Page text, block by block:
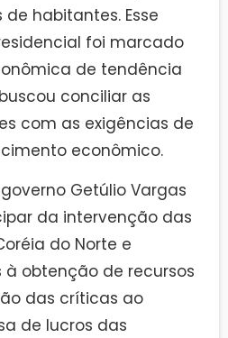
habitantes. Esse
foi marcado
de tendência
conciliar as
com as exigências de
econômico.
Getúlio Vargas
da intervenção das
do Norte e
obtenção de recursos
das críticas ao
de lucros das